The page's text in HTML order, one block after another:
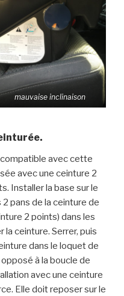
mauvaise inclinaison
avec cette
avec une ceinture 2
Installer la base sur le
pans de la ceinture de
2 points) dans les
ceinture. Serrer, puis
dans le loquet de
à la boucle de
avec une ceinture
Elle doit reposer sur le